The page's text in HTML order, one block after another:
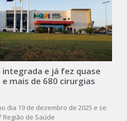
e já fez quase
mais de 680 cirurgias
dia 19 de dezembro de 2025 e se
de Saúde